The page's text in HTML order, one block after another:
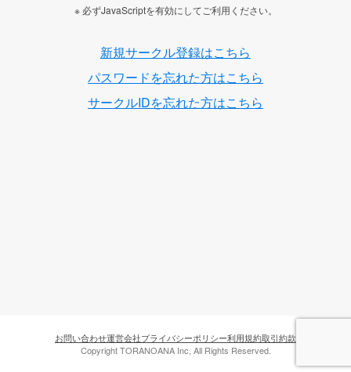
※ 必ずJavaScriptを有効にしてご利用ください。
新規サークル登録はこちら
パスワードを忘れた方はこちら
サークルIDを忘れた方はこちら
お問い合わせ運営会社プライバシーポリシー利用規約取引約款
Copyright TORANOANA Inc, All Rights Reserved.